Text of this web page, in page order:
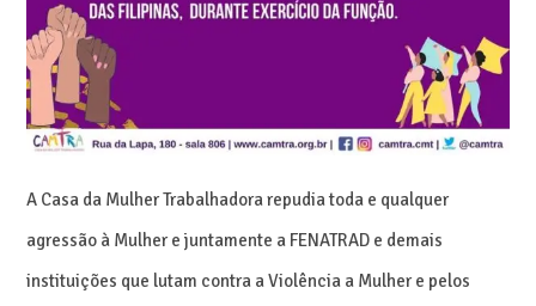
A Casa da Mulher Trabalhadora repudia toda e qualquer
agressão à Mulher e juntamente a FENATRAD e demais
instituições que lutam contra a Violência a Mulher e pelos